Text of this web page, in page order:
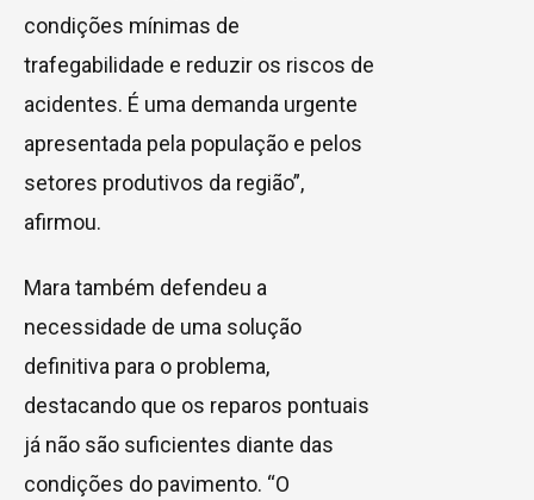
condições mínimas de
trafegabilidade e reduzir os riscos de
acidentes. É uma demanda urgente
apresentada pela população e pelos
setores produtivos da região”,
afirmou.
Mara também defendeu a
necessidade de uma solução
definitiva para o problema,
destacando que os reparos pontuais
já não são suficientes diante das
condições do pavimento. “O